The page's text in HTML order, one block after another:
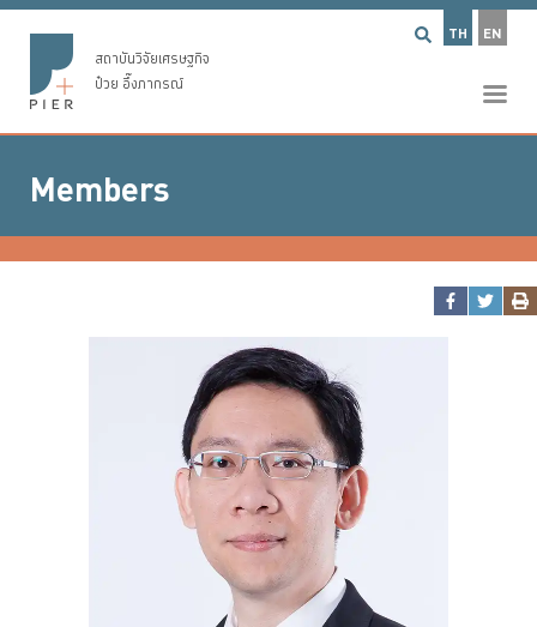
TH EN
สถาบันวิจัยเศรษฐกิจ
ป๋วย อึ๊งภากรณ์
Members